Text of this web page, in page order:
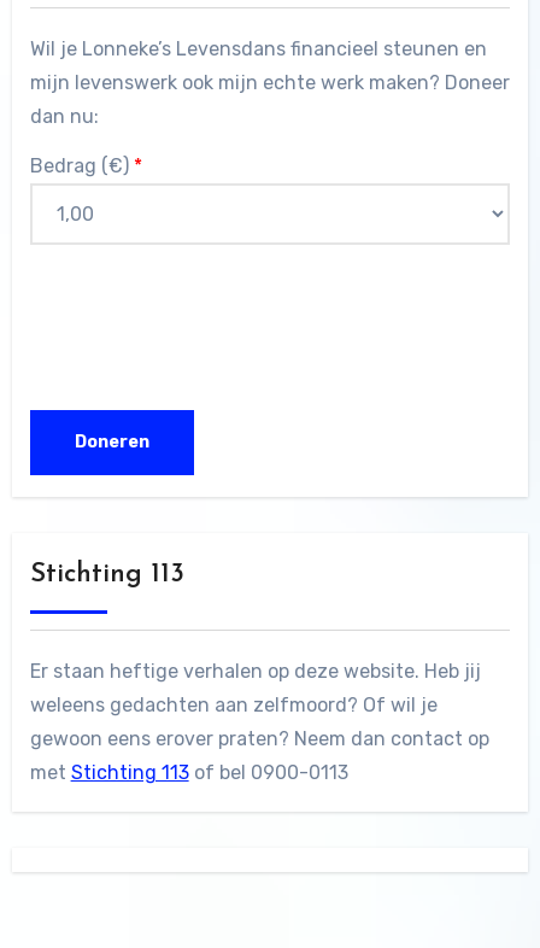
Wil je Lonneke’s Levensdans financieel steunen en
mijn levenswerk ook mijn echte werk maken? Doneer
dan nu:
Bedrag (€) *
Stichting 113
Er staan heftige verhalen op deze website. Heb jij
weleens gedachten aan zelfmoord? Of wil je
gewoon eens erover praten? Neem dan contact op
met Stichting 113of bel 0900-0113